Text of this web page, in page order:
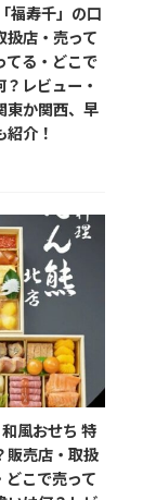
福寿千」の口
扱店・売って
てる・どこで
レビュー・
東か関西、早
介！
風おせち 特
販売店・取扱
こで売って